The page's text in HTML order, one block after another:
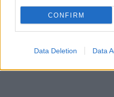
CONFIRM
Data Deletion Data